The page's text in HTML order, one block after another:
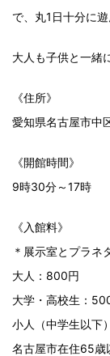
で、丸1日十分に
大人も子供と一緒
《住所》
愛知県名古屋市中
《開館時間》
9時30分～17時
《入館料》
＊展示室とプラネ
大人：800円
大学・高校生：
小人（中学生以下
名古屋市在住65歳